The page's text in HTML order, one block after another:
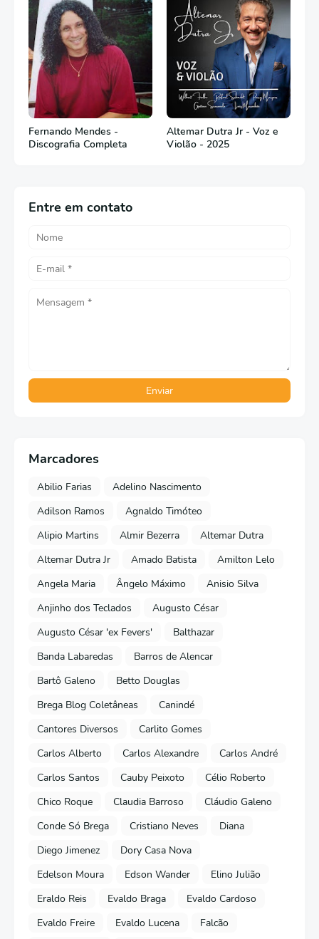
Fernando Mendes -
Discografia Completa
Altemar Dutra Jr - Voz e
Violão - 2025
Entre em contato
Marcadores
Abilio Farias
Adelino Nascimento
Adilson Ramos
Agnaldo Timóteo
Alipio Martins
Almir Bezerra
Altemar Dutra
Altemar Dutra Jr
Amado Batista
Amilton Lelo
Angela Maria
Ângelo Máximo
Anisio Silva
Anjinho dos Teclados
Augusto César
Augusto César 'ex Fevers'
Balthazar
Banda Labaredas
Barros de Alencar
Bartô Galeno
Betto Douglas
Brega Blog Coletâneas
Canindé
Cantores Diversos
Carlito Gomes
Carlos Alberto
Carlos Alexandre
Carlos André
Carlos Santos
Cauby Peixoto
Célio Roberto
Chico Roque
Claudia Barroso
Cláudio Galeno
Conde Só Brega
Cristiano Neves
Diana
Diego Jimenez
Dory Casa Nova
Edelson Moura
Edson Wander
Elino Julião
Eraldo Reis
Evaldo Braga
Evaldo Cardoso
Evaldo Freire
Evaldo Lucena
Falcão